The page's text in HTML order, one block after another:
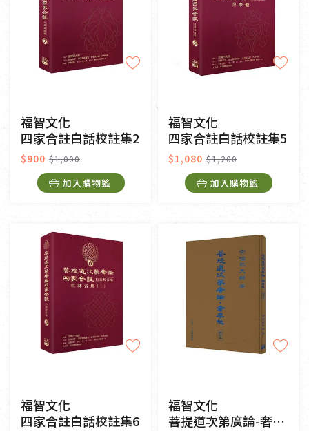
福智文化
四家合註白話校註集2
$900 $1,000
加入購物籃
福智文化
四家合註白話校註集5
$1,080 $1,200
加入購物籃
福智文化
四家合註白話校註集6
福智文化
菩提道次第廣論-奢摩他校訂本